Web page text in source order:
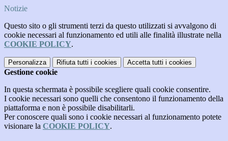
Notizie
Questo sito o gli strumenti terzi da questo utilizzati si avvalgono di
cookie necessari al funzionamento ed utili alle finalità illustrate nella
COOKIE POLICY.
Personalizza Rifiuta tutti i cookies Accetta tutti i cookies
Gestione cookie
In questa schermata è possibile scegliere quali cookie consentire.
I cookie necessari sono quelli che consentono il funzionamento della
piattaforma e non è possibile disabilitarli.
Per conoscere quali sono i cookie necessari al funzionamento potete
visionare la COOKIE POLICY.